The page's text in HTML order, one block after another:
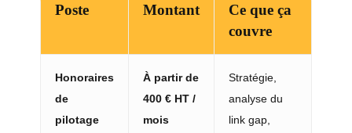
Poste Montant
Ce que ça
couvre
Honoraires
de
pilotage
À partir de
400 € HT /
mois
Stratégie,
analyse du
link gap,